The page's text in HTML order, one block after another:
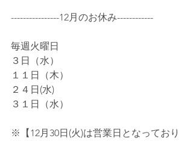
----------------12月のお休み------------
毎週火曜日
３日（水）
１１日（木）
２４日(水)
３１日（水）
※【12月30日(火)は営業日となっており